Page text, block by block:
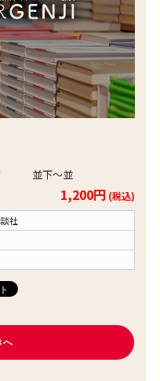
ﾐ 並下〜並
1,200円 (税込)
社